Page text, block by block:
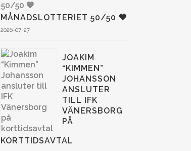
MÅNADSLOTTERIET 50/50 💙
2026-07-27
JOAKIM
“KIMMEN”
JOHANSSON
ANSLUTER
TILL IFK
VÄNERSBORG
PÅ
KORTTIDSAVTAL